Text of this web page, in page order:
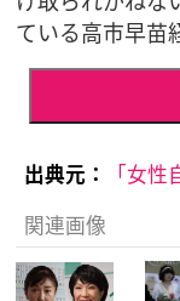
ている高市早苗
出典元：
「女
関連画像